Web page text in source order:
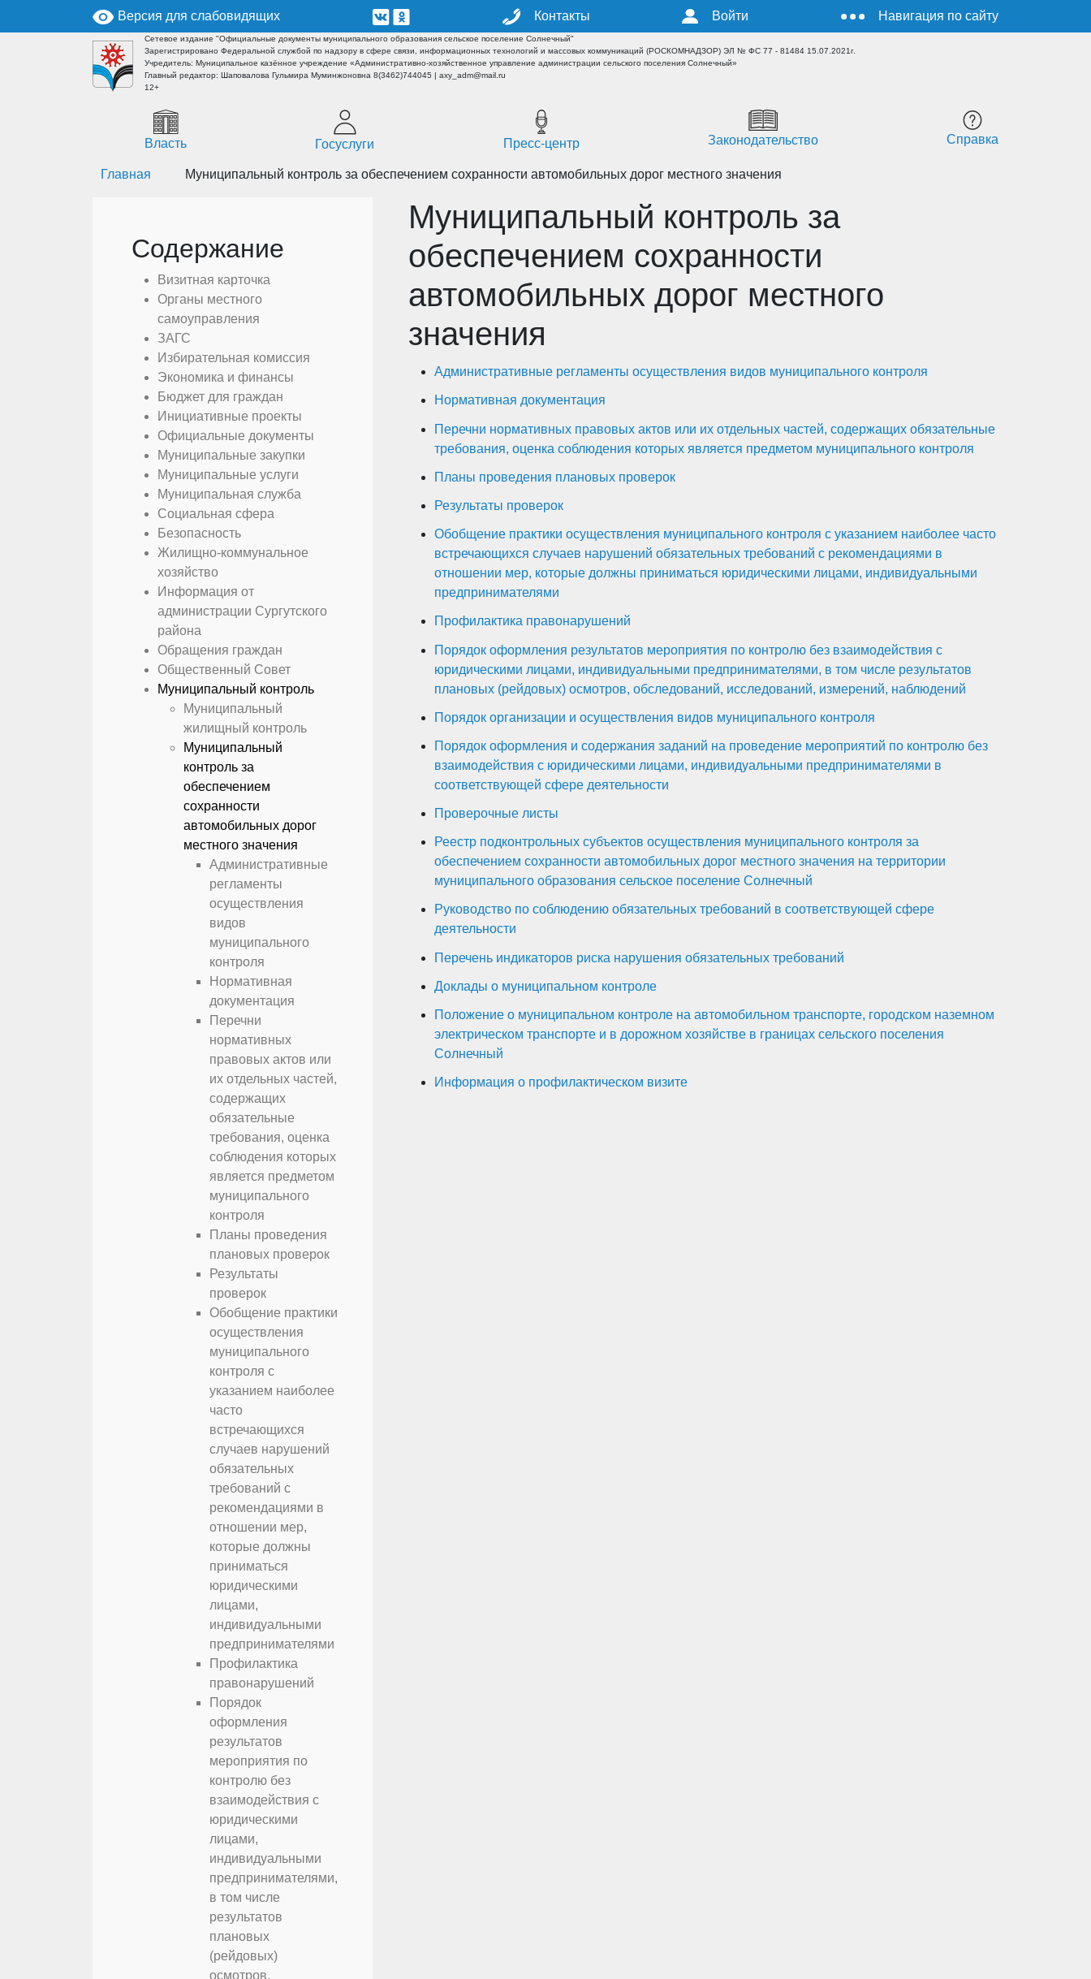
Версия для слабовидящих Контакты Войти Навигация по сайту
Сетевое издание "Официальные документы муниципального образования сельское поселение Солнечный"
Зарегистрировано Федеральной службой по надзору в сфере связи, информационных технологий и массовых коммуникаций (РОСКОМНАДЗОР) ЭЛ № ФС 77 - 81484 15.07.2021г.
Учредитель: Муниципальное казённое учреждение «Административно-хозяйственное управление администрации сельского поселения Солнечный»
Главный редактор: Шаповалова Гульмира Муминжоновна 8(3462)744045 | axy_adm@mail.ru
12+
Власть Госуслуги Пресс-центр Законодательство Справка
Главная Муниципальный контроль за обеспечением сохранности автомобильных дорог местного значения
Муниципальный контроль за
обеспечением сохранности
автомобильных дорог местного
значения
Административные регламенты осуществления видов муниципального контроля
Нормативная документация
Перечни нормативных правовых актов или их отдельных частей, содержащих обязательные
требования, оценка соблюдения которых является предметом муниципального контроля
Планы проведения плановых проверок
Результаты проверок
Обобщение практики осуществления муниципального контроля с указанием наиболее часто
встречающихся случаев нарушений обязательных требований с рекомендациями в
отношении мер, которые должны приниматься юридическими лицами, индивидуальными
предпринимателями
Профилактика правонарушений
Порядок оформления результатов мероприятия по контролю без взаимодействия с
юридическими лицами, индивидуальными предпринимателями, в том числе результатов
плановых (рейдовых) осмотров, обследований, исследований, измерений, наблюдений
Порядок организации и осуществления видов муниципального контроля
Порядок оформления и содержания заданий на проведение мероприятий по контролю без
взаимодействия с юридическими лицами, индивидуальными предпринимателями в
соответствующей сфере деятельности
Проверочные листы
Реестр подконтрольных субъектов осуществления муниципального контроля за
обеспечением сохранности автомобильных дорог местного значения на территории
муниципального образования сельское поселение Солнечный
Руководство по соблюдению обязательных требований в соответствующей сфере
деятельности
Перечень индикаторов риска нарушения обязательных требований
Доклады о муниципальном контроле
Положение о муниципальном контроле на автомобильном транспорте, городском наземном
электрическом транспорте и в дорожном хозяйстве в границах сельского поселения
Солнечный
Информация о профилактическом визите
Содержание
Визитная карточка
Органы местного
самоуправления
ЗАГС
Избирательная комиссия
Экономика и финансы
Бюджет для граждан
Инициативные проекты
Официальные документы
Муниципальные закупки
Муниципальные услуги
Муниципальная служба
Социальная сфера
Безопасность
Жилищно-коммунальное
хозяйство
Информация от
администрации Сургутского
района
Обращения граждан
Общественный Совет
Муниципальный контроль
Муниципальный
жилищный контроль
Муниципальный
контроль за
обеспечением
сохранности
автомобильных дорог
местного значения
Административные
регламенты
осуществления
видов
муниципального
контроля
Нормативная
документация
Перечни
нормативных
правовых актов или
их отдельных частей,
содержащих
обязательные
требования, оценка
соблюдения которых
является предметом
муниципального
контроля
Планы проведения
плановых проверок
Результаты
проверок
Обобщение практики
осуществления
муниципального
контроля с
указанием наиболее
часто
встречающихся
случаев нарушений
обязательных
требований с
рекомендациями в
отношении мер,
которые должны
приниматься
юридическими
лицами,
индивидуальными
предпринимателями
Профилактика
правонарушений
Порядок
оформления
результатов
мероприятия по
контролю без
взаимодействия с
юридическими
лицами,
индивидуальными
предпринимателями,
в том числе
результатов
плановых
(рейдовых)
осмотров,